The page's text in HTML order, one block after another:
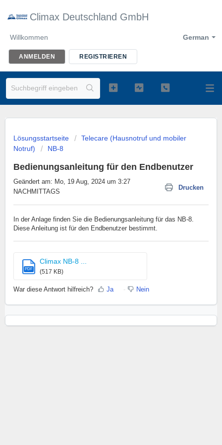
Climax Deutschland GmbH
German
Willkommen
ANMELDEN REGISTRIEREN
Lösungsstartseite
Telecare (Hausnotruf und mobiler
Notruf)
NB-8
Bedienungsanleitung für den Endbenutzer
Drucken
Geändert am: Mo, 19 Aug, 2024 um 3:27
NACHMITTAGS
In der Anlage finden Sie die Bedienungsanleitung für das NB-8.
Diese Anleitung ist für den Endbenutzer bestimmt.
PDF
Climax NB-8 ...
(517 KB)
War diese Antwort hilfreich? Ja Nein